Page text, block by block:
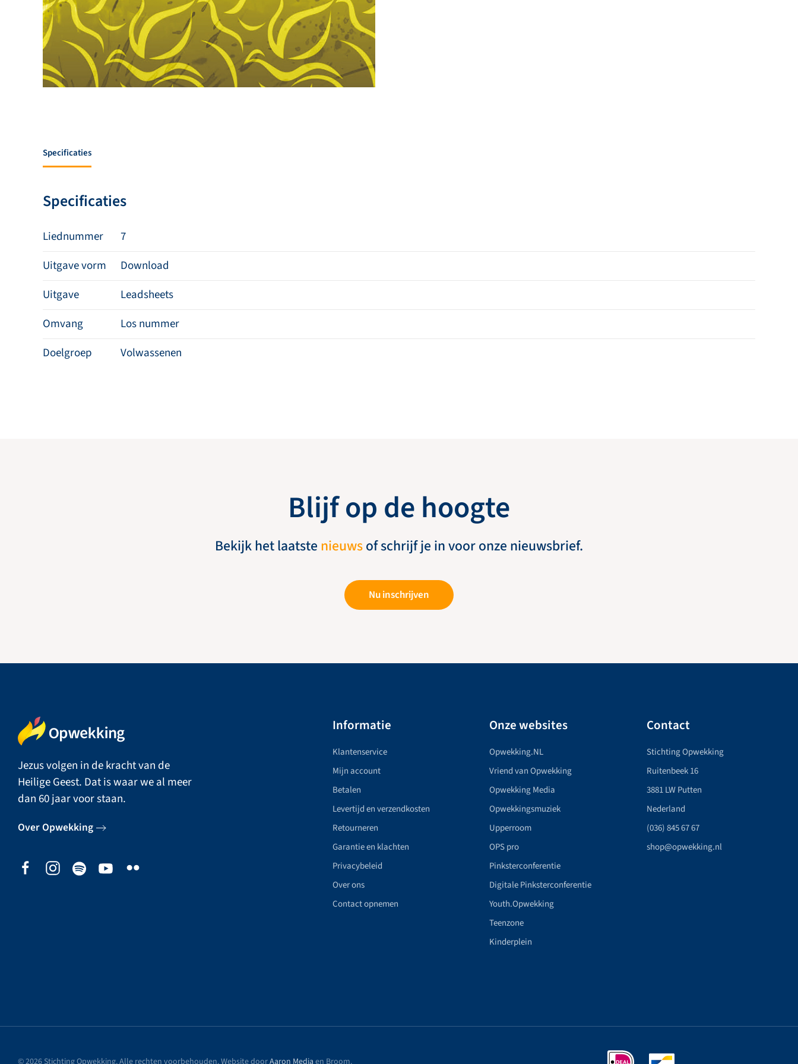
Specificaties
Specificaties
Liednummer
7
Uitgave vorm
Download
Uitgave
Leadsheets
Omvang
Los nummer
Doelgroep
Volwassenen
Blijf op de hoogte
Bekijk het laatste nieuwsof schrijf je in voor onze nieuwsbrief.
Nu inschrijven
Jezus volgen in de kracht van de
Heilige Geest. Dat is waar we al meer
dan 60 jaar voor staan.
Over Opwekking
Informatie
Klantenservice
Mijn account
Betalen
Levertijd en verzendkosten
Retourneren
Garantie en klachten
Privacybeleid
Over ons
Contact opnemen
Onze websites
Opwekking.NL
Vriend van Opwekking
Opwekking Media
Opwekkingsmuziek
Upperroom
OPS pro
Pinksterconferentie
Digitale Pinksterconferentie
Youth.Opwekking
Teenzone
Kinderplein
Contact
Stichting Opwekking
Ruitenbeek 16
3881 LW Putten
Nederland
(036) 845 67 67
shop@opwekking.nl